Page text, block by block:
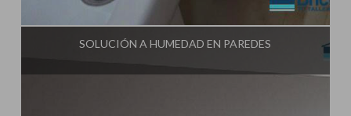
Influencer: Tu Taller de Bricolaje
SOLUCIÓN A HUMEDAD EN PAREDES